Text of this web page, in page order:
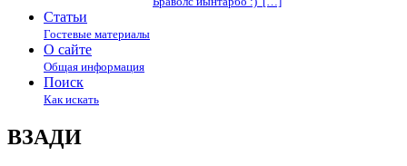
Статьи
Гостевые материалы
О сайте
Общая информация
Поиск
Как искать
ВЗАДИ